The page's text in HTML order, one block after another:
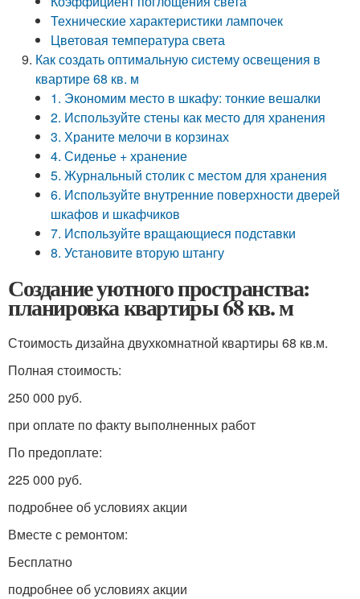
Технические характеристики лампочек
Цветовая температура света
Как создать оптимальную систему освещения в
квартире 68 кв. м
1. Экономим место в шкафу: тонкие вешалки
2. Используйте стены как место для хранения
3. Храните мелочи в корзинах
4. Сиденье + хранение
5. Журнальный столик с местом для хранения
6. Используйте внутренние поверхности дверей
шкафов и шкафчиков
7. Используйте вращающиеся подставки
8. Установите вторую штангу
Создание уютного пространства:
планировка квартиры 68 кв. м
Стоимость дизайна двухкомнатной квартиры 68 кв.м.
Полная стоимость:
250 000 руб.
при оплате по факту выполненных работ
По предоплате:
225 000 руб.
подробнее об условиях акции
Вместе с ремонтом:
Бесплатно
подробнее об условиях акции